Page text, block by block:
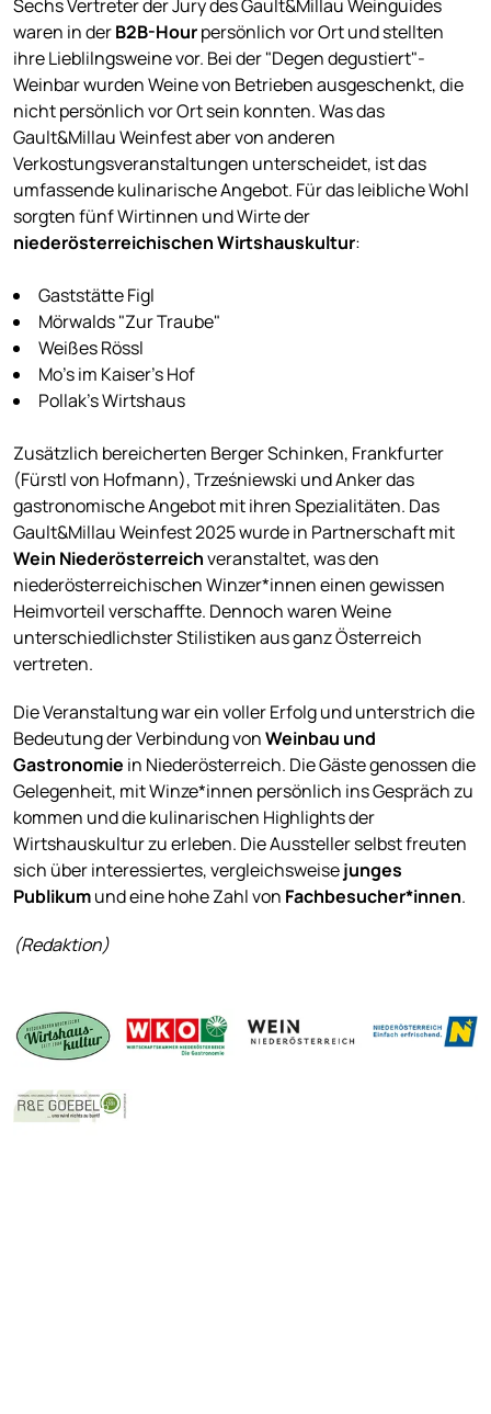
Sechs Vertreter der Jury des Gault&Millau Weinguides
waren in derB2B-Hourpersönlich vor Ort und stellten
ihre Lieblilngsweine vor. Bei der "Degen degustiert"-
Weinbar wurden Weine von Betrieben ausgeschenkt, die
nicht persönlich vor Ort sein konnten. Was das
Gault&Millau Weinfest aber von anderen
Verkostungsveranstaltungen unterscheidet, ist das
umfassende kulinarische Angebot. Für das leibliche Wohl
sorgten fünf Wirtinnen und Wirte der
niederösterreichischen Wirtshauskultur:
Gaststätte Figl
Mörwalds "Zur Traube"
Weißes Rössl
Mo's im Kaiser's Hof
Pollak's Wirtshaus
Zusätzlich bereicherten Berger Schinken, Frankfurter
(Fürstl von Hofmann), Trześniewski und Anker das
gastronomische Angebot mit ihren Spezialitäten. Das
Gault&Millau Weinfest 2025 wurde in Partnerschaft mit
Wein Niederösterreichveranstaltet, was den
niederösterreichischen Winzer*innen einen gewissen
Heimvorteil verschaffte. Dennoch waren Weine
unterschiedlichster Stilistiken aus ganz Österreich
vertreten.
Die Veranstaltung war ein voller Erfolg und unterstrich die
Bedeutung der Verbindung vonWeinbau und
Gastronomie in Niederösterreich. Die Gäste genossen die
Gelegenheit, mit Winze*innen persönlich ins Gespräch zu
kommen und die kulinarischen Highlights der
Wirtshauskultur zu erleben. Die Aussteller selbst freuten
sich über interessiertes, vergleichsweisejunges
Publikumund eine hohe Zahl von Fachbesucher*innen.
(Redaktion)